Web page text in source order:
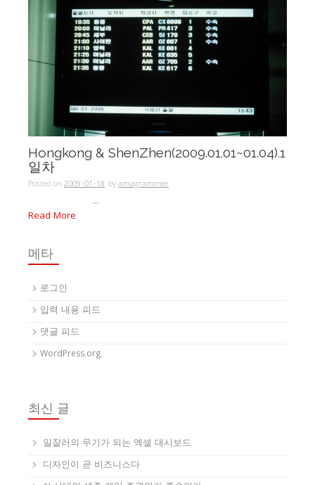
Hongkong & ShenZhen(2009.01.01~01.04).1
일차
Posted on 2009-01-18 byamagrammer
...
Read More
메타
로그인
입력 내용 피드
댓글 피드
WordPress.org
최신 글
일잘러의 무기가 되는 엑셀 대시보드
디자인이 곧 비즈니스다